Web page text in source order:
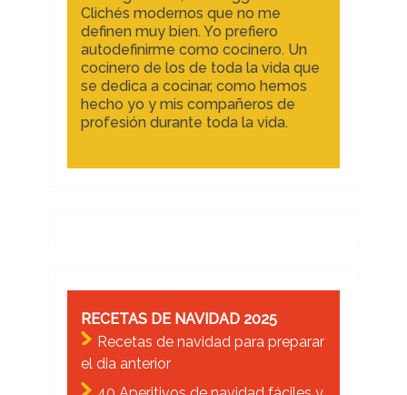
Clichés modernos que no me
definen muy bien. Yo prefiero
autodefinirme como cocinero. Un
cocinero de los de toda la vida que
se dedica a cocinar, como hemos
hecho yo y mis compañeros de
profesión durante toda la vida.
RECETAS DE NAVIDAD 2025
Recetas de navidad para preparar
el dia anterior